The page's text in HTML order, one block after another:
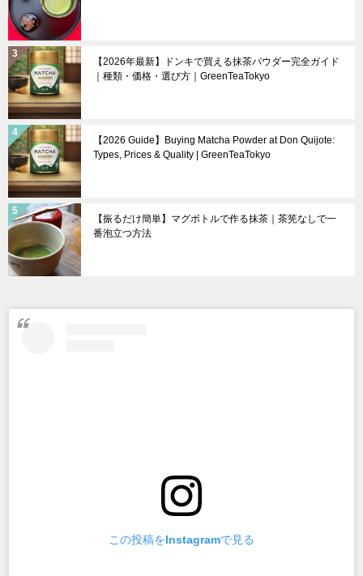
【2026年最新】ドンキで買える抹茶パウダー完全ガイド
｜種類・価格・選び方｜GreenTeaTokyo
【2026 Guide】Buying Matcha Powder at Don Quijote:
Types, Prices & Quality | GreenTeaTokyo
【振るだけ簡単】マグボトルで作る抹茶｜茶筅なしで一
番泡立つ方法
この投稿をInstagramで見る